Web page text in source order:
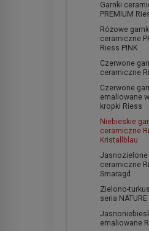
Garnki
PREMIUM
Różowe
ceramiczne
Riess PINK
Czerwone
ceramiczne
Czerwone
emaliowane
kropki Riess
Niebieskie
ceramiczne
Kristallblau
Jasnozielone
ceramiczne
Smaragd
Zielono-
seria NATURE
emaliowane